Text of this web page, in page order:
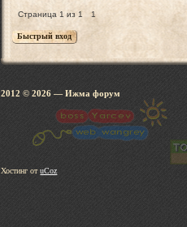
Страница 1 из 1 1
2012 © 2026 — Ижма
Хостинг отuCoz